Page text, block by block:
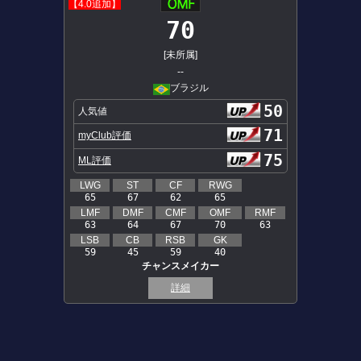
【4.0追加】
70
[未所属]
--
ブラジル
人気値 50
myClub評価 71
ML評価 75
LWG
65
ST
67
CF
62
RWG
65
LMF
63
DMF
64
CMF
67
OMF
70
RMF
63
LSB
59
CB
45
RSB
59
GK
40
チャンスメイカー
詳細